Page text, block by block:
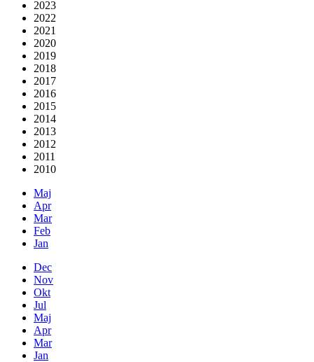
2023
2022
2021
2020
2019
2018
2017
2016
2015
2014
2013
2012
2011
2010
Maj
Apr
Mar
Feb
Jan
Dec
Nov
Okt
Jul
Maj
Apr
Mar
Jan